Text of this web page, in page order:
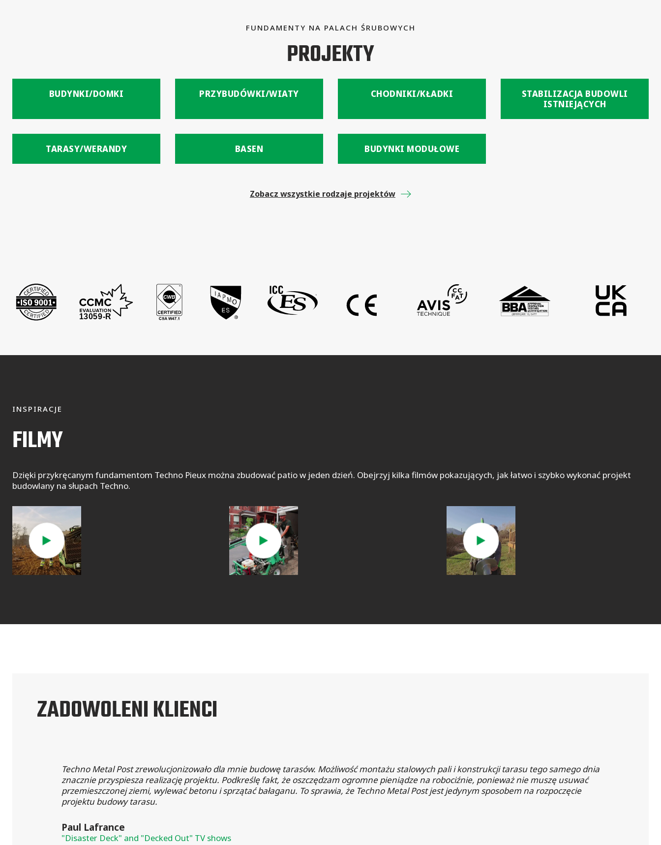
FUNDAMENTY NA PALACH ŚRUBOWYCH
PROJEKTY
BUDYNKI/DOMKI PRZYBUDÓWKI/WIATY CHODNIKI/KŁADKI
STABILIZACJA BUDOWLI
ISTNIEJĄCYCH
TARASY/WERANDY BASEN BUDYNKI MODUŁOWE
Zobacz wszystkie rodzaje projektów
INSPIRACJE
FILMY
Dzięki przykręcanym fundamentom Techno Pieux można zbudować patio w jeden dzień. Obejrzyj kilka filmów pokazujących, jak łatwo i szybko wykonać projekt
budowlany na słupach Techno.
ZADOWOLENI KLIENCI
Techno Metal Post zrewolucjonizowało dla mnie budowę tarasów. Możliwość montażu stalowych pali i konstrukcji tarasu tego samego dnia
znacznie przyspiesza realizację projektu. Podkreślę fakt, że oszczędzam ogromne pieniądze na robociźnie, ponieważ nie muszę usuwać
przemieszczonej ziemi, wylewać betonu i sprzątać bałaganu. To sprawia, że Techno Metal Post jest jedynym sposobem na rozpoczęcie
projektu budowy tarasu.
Paul Lafrance
"Disaster Deck" and "Decked Out" TV shows